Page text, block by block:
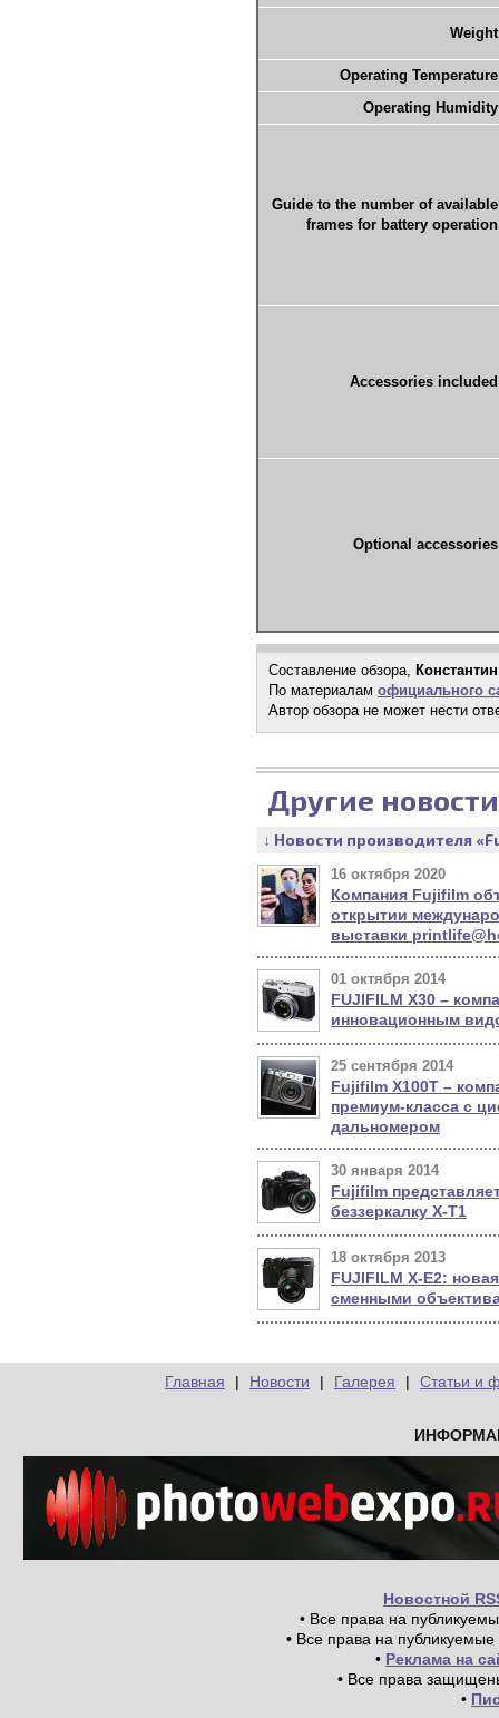
Weight
Operating Temperature
Operating Humidity
Guide to the number of available
frames for battery operation
Accessories included
Optional accessories
Составление обзора,
По материалам официального
Автор обзора не может нести
Другие
↓ Новости производителя
16 октября 2020
Компания Fujifilm
открытии
выставки
01 октября 2014
FUJIFILM X30 –
инновационным
25 сентября 2014
Fujifilm Х100Т –
премиум-класса с
дальномером
30 января 2014
Fujifilm
беззеркалку X-T1
18 октября 2013
FUJIFILM X-E2:
сменными
Главная | Новости | Галерея | Статьи и
Новостной
• Все права на
• Все права на
• Реклама на
• Все права
•